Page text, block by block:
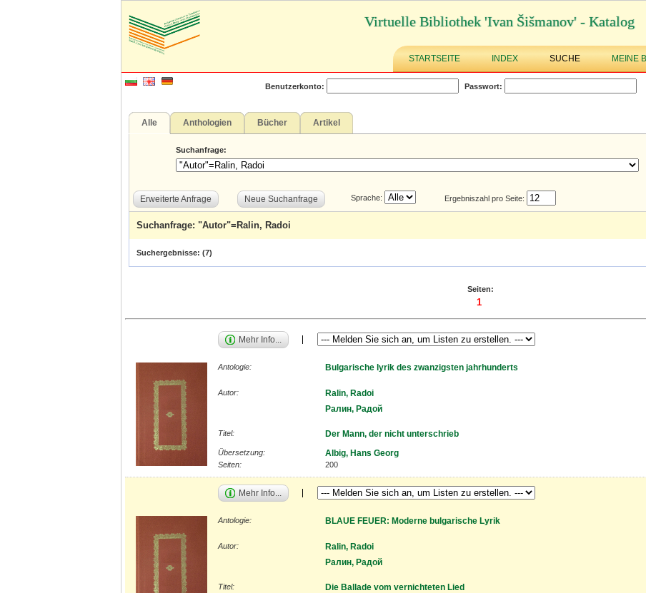
Virtuelle Bibliothek 'Ivan Šišmanov' - Katalog
STARTSEITE INDEX SUCHE MEINE
Benutzerkonto: Passwort:
Alle Anthologien Bücher Artikel
Suchanfrage:
Erweiterte Anfrage Neue Suchanfrage Sprache: Ergebniszahl pro Seite:
Suchanfrage: "Autor"=Ralin, Radoi
Suchergebnisse: (7)
Seiten:
1
Mehr Info...
Antologie: Bulgarische lyrik des zwanzigsten jahrhunderts
Autor:
Ralin, Radoi
Ралин, Радой
Titel: Der Mann, der nicht unterschrieb
Übersetzung: Albig, Hans Georg
Seiten: 200
Mehr Info...
Antologie: BLAUE FEUER: Moderne bulgarische Lyrik
Autor:
Ralin, Radoi
Ралин, Радой
Titel: Die Ballade vom vernichteten Lied